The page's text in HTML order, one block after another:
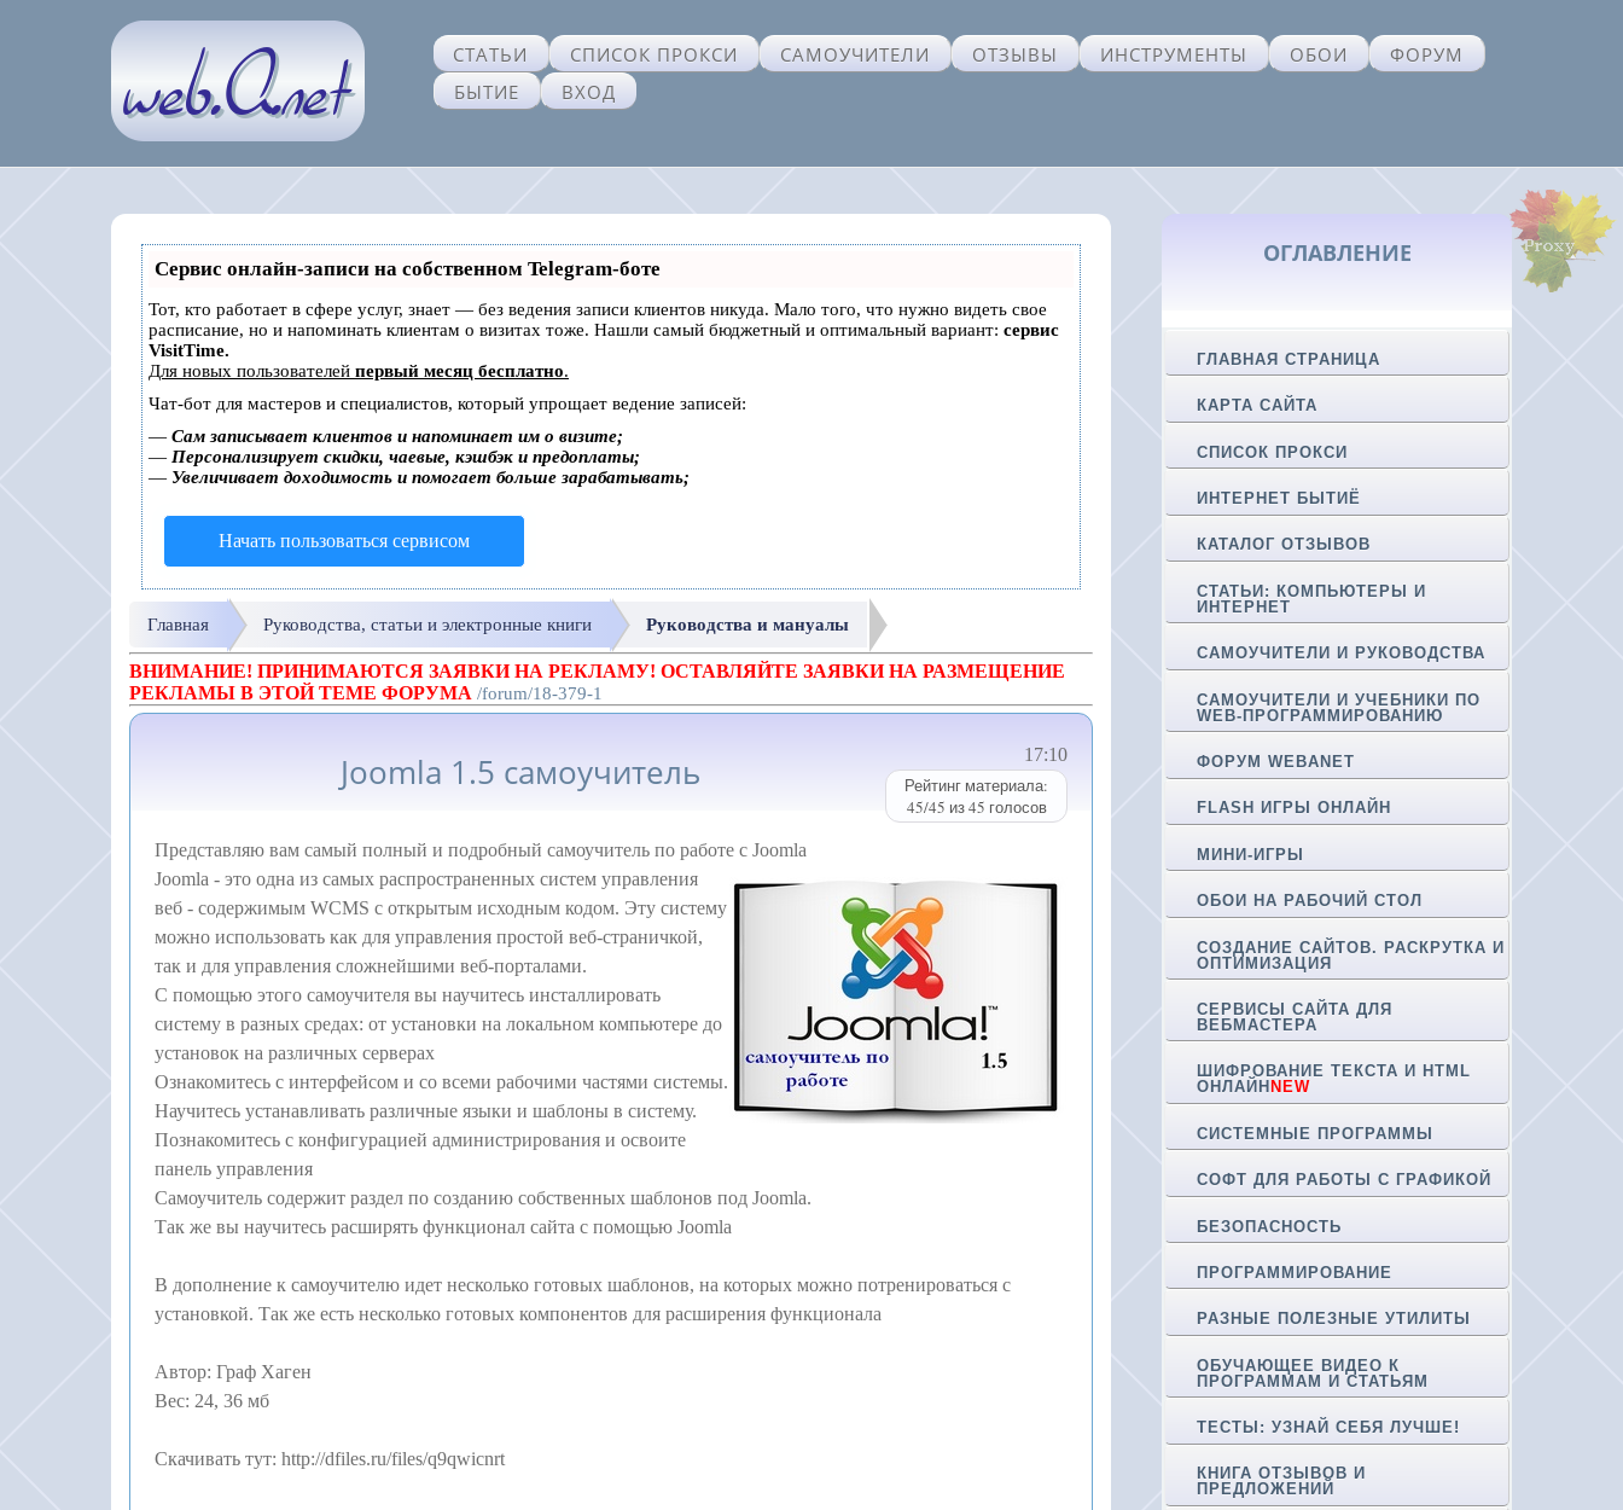
СТАТЬИ СПИСОК ПРОКСИ САМОУЧИТЕЛИ ОТЗЫВЫ ИНСТРУМЕНТЫ ОБОИ
ФОРУМ
БЫТИЕ
ВХОД
Сервис онлайн-записи на собственном Telegram-боте
Тот, кто работает в сфере услуг, знает — без ведения записи клиентов никуда. Мало того, что нужно видеть свое
расписание, но и напоминать клиентам о визитах тоже. Нашли самый бюджетный и оптимальный вариант: сервис
VisitTime.
Для новых пользователей первый месяц бесплатно.
Чат-бот для мастеров и специалистов, который упрощает ведение записей:
— Сам записывает клиентов и напоминает им о визите;
— Персонализирует скидки, чаевые, кэшбэк и предоплаты;
— Увеличивает доходимость и помогает больше зарабатывать;
Начать пользоваться сервисом
Главная Руководства, статьи и электронные книги Руководства и мануалы
ВНИМАНИЕ! ПРИНИМАЮТСЯ ЗАЯВКИ НА РЕКЛАМУ! ОСТАВЛЯЙТЕ ЗАЯВКИ НА РАЗМЕЩЕНИЕ
РЕКЛАМЫ В ЭТОЙ ТЕМЕ ФОРУМА /forum/18-379-1
Joomla 1.5 самоучитель 17:10
Рейтинг материала:
45/45 из45 голосов
Представляю вам самый полный и подробный самоучитель по работе с Joomla
Joomla - это одна из самых распространенных систем управления
веб - содержимым WCMS с открытым исходным кодом. Эту систему
можно использовать как для управления простой веб-страничкой,
так и для управления сложнейшими веб-порталами.
С помощью этого самоучителя вы научитесь инсталлировать
систему в разных средах: от установки на локальном компьютере до
установок на различных серверах
Ознакомитесь с интерфейсом и со всеми рабочими частями системы.
Научитесь устанавливать различные языки и шаблоны в систему.
Познакомитесь с конфигурацией администрирования и освоите
панель управления
Самоучитель содержит раздел по созданию собственных шаблонов под Joomla.
Так же вы научитесь расширять функционал сайта с помощью Joomla
В дополнение к самоучителю идет несколько готовых шаблонов, на которых можно потренироваться с
установкой. Так же есть несколько готовых компонентов для расширения функционала
Автор: Граф Хаген
Вес: 24, 36 мб
Скачивать тут: http://dfiles.ru/files/q9qwicnrt
ОГЛАВЛЕНИЕ
ГЛАВНАЯ СТРАНИЦА
КАРТА САЙТА
СПИСОК ПРОКСИ
ИНТЕРНЕТ БЫТИЁ
КАТАЛОГ ОТЗЫВОВ
СТАТЬИ: КОМПЬЮТЕРЫ И
ИНТЕРНЕТ
САМОУЧИТЕЛИ И РУКОВОДСТВА
САМОУЧИТЕЛИ И УЧЕБНИКИ ПО
WEB-ПРОГРАММИРОВАНИЮ
ФОРУМ WEBANET
FLASH ИГРЫ ОНЛАЙН
МИНИ-ИГРЫ
ОБОИ НА РАБОЧИЙ СТОЛ
СОЗДАНИЕ САЙТОВ. РАСКРУТКА И
ОПТИМИЗАЦИЯ
СЕРВИСЫ САЙТА ДЛЯ
ВЕБМАСТЕРА
ШИФРОВАНИЕ ТЕКСТА И HTML
ОНЛАЙН NEW
СИСТЕМНЫЕ ПРОГРАММЫ
СОФТ ДЛЯ РАБОТЫ С ГРАФИКОЙ
БЕЗОПАСНОСТЬ
ПРОГРАММИРОВАНИЕ
РАЗНЫЕ ПОЛЕЗНЫЕ УТИЛИТЫ
ОБУЧАЮЩЕЕ ВИДЕО К
ПРОГРАММАМ И СТАТЬЯМ
ТЕСТЫ: УЗНАЙ СЕБЯ ЛУЧШЕ!
КНИГА ОТЗЫВОВ И
ПРЕДЛОЖЕНИЙ